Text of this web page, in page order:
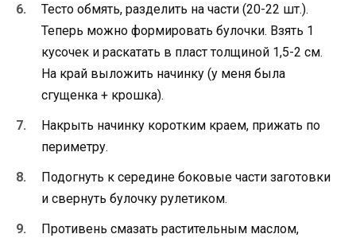
Тесто обмять, разделить на части (20-22 шт.).
Теперь можно формировать булочки. Взять 1
кусочек и раскатать в пласт толщиной 1,5-2 см.
На край выложить начинку (у меня была
сгущенка + крошка).
Накрыть начинку коротким краем, прижать по
периметру.
Подогнуть к середине боковые части заготовки
и свернуть булочку рулетиком.
Противень смазать растительным маслом,